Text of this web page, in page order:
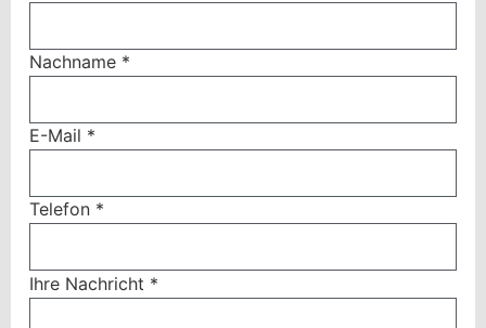
Nachname *
E-Mail *
Telefon *
Ihre Nachricht *